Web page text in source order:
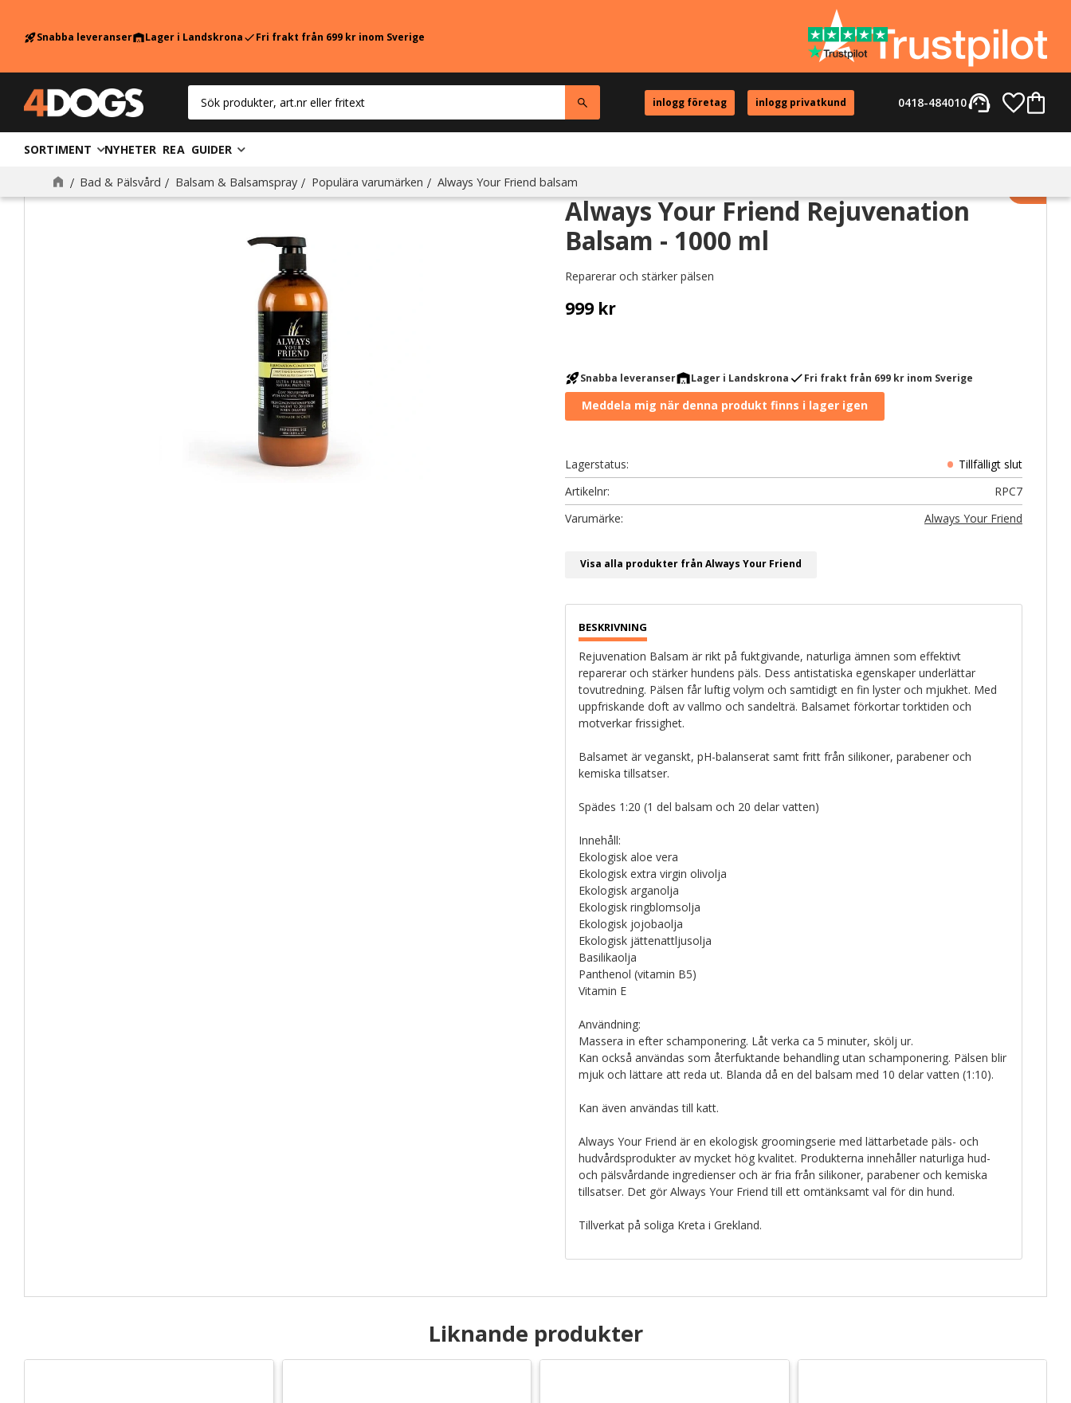
rocket_launchSnabba leveranserwarehouseLager i LandskronacheckFri frakt från 699 kr inom Sverige
inlogg företag inlogg privatkund support_agent
0418-484010
SORTIMENT NYHETER REA GUIDER
Bad & Pälsvård Balsam & Balsamspray Populära varumärken Always Your Friend balsam
Always Your Friend Rejuvenation
Balsam - 1000 ml
Reparerar och stärker pälsen
999kr
Lägg
rocket_launchSnabba leveranserwarehouseLager i Landskrona checkFri frakt från 699 kr inom Sverige
Lagerstatus
Artikelnr
RPC7
Always Your Friend
Visa alla produkter från Always Your Friend
Rejuvenation Balsam är rikt på fuktgivande, naturliga ämnen som effektivt
reparerar och stärker hundens päls. Dess antistatiska egenskaper underlättar
tovutredning. Pälsen får luftig volym och samtidigt en fin lyster och mjukhet. Med
uppfriskande doft av vallmo och sandelträ. Balsamet förkortar torktiden och
motverkar frissighet.
Balsamet är veganskt, pH-balanserat samt fritt från silikoner, parabener och
kemiska tillsatser.
Spädes 1:20 (1 del balsam och 20 delar vatten)
Innehåll:
Ekologisk aloe vera
Ekologisk extra virgin olivolja
Ekologisk arganolja
Ekologisk ringblomsolja
Ekologisk jojobaolja
Ekologisk jättenattljusolja
Basilikaolja
Panthenol (vitamin B5)
Vitamin E
Användning:
Massera in efter schamponering. Låt verka ca 5 minuter, skölj ur.
Kan också användas som återfuktande behandling utan schamponering. Pälsen blir
mjuk och lättare att reda ut. Blanda då en del balsam med 10 delar vatten (1:10).
Kan även användas till katt.
Always Your Friend är en ekologisk groomingserie med lättarbetade päls- och
hudvårdsprodukter av mycket hög kvalitet. Produkterna innehåller naturliga hud-
och pälsvårdande ingredienser och är fria från silikoner, parabener och kemiska
tillsatser. Det gör Always Your Friend till ett omtänksamt val för din hund.
Tillverkat på soliga Kreta i Grekland.
Liknande produkter